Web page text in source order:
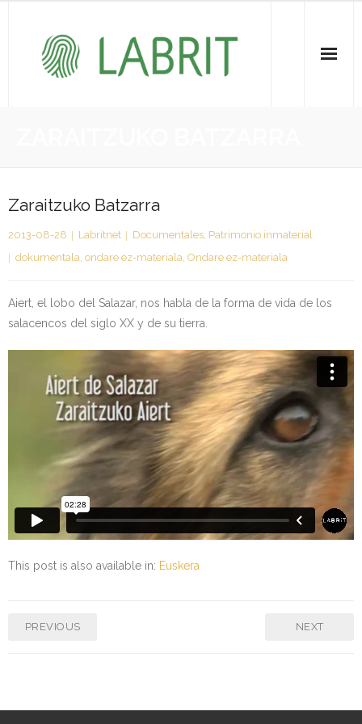
- KOI-aren bilketa | Recopilación del PCI
- KOI-aren kudeaketa | Gestión del PCI
- Jabetza intelektuala | Propiedad intelectual
Vitagrama
Kontaktua | Contacto
Zaraitzuko Batzarra
2013-08-28 Labritnet Documentales, Patrimonio inmaterial
dokumentala, ondare ez-materiala, Ondare ez-materiala
Aiert, el lobo del Salazar, nos habla de la forma de vida de los
salacencos del siglo XX y de su tierra.
This post is also available in: Euskera
PREVIOUS NEXT